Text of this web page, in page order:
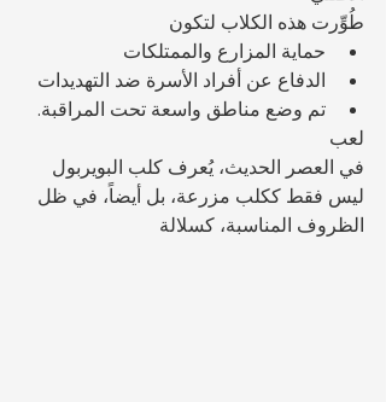
طُوِّرت هذه الكلاب لتكون
حماية المزارع والممتلكات
الدفاع عن أفراد الأسرة ضد التهديدات
تم وضع مناطق واسعة تحت المراقبة.
لعب
في العصر الحديث، يُعرف كلب البويربول
ليس فقط ككلب مزرعة، بل أيضاً، في ظل
الظروف المناسبة، كسلالة